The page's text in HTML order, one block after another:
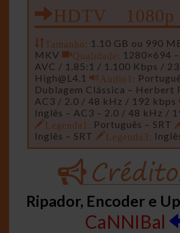
HDTV 1080p
Tamanho: 1.10 GB ou 990
MKV
Qualidade: 1280×694
AVC / 1.85:1 / 1.100 Kbps /
High@L4.1
Audio1:
Dublagem Clássica – Herbert
AC3 / 2.0 / 48 kHz / 192 kbps
Inglês – AC3 – 2.0 / 48 kHz /
Legenda1: Português – SRT
Inglês – SRT
Legenda3:
Ripador, Encoder e
CaNNIBal